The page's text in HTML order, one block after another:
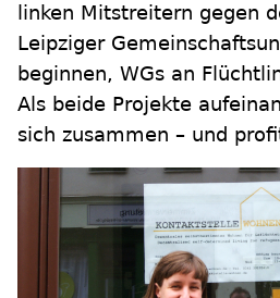
linken Mitstreitern gegen
Leipziger
beginnen, WGs an
Als beide Projekte
sich zusammen – und